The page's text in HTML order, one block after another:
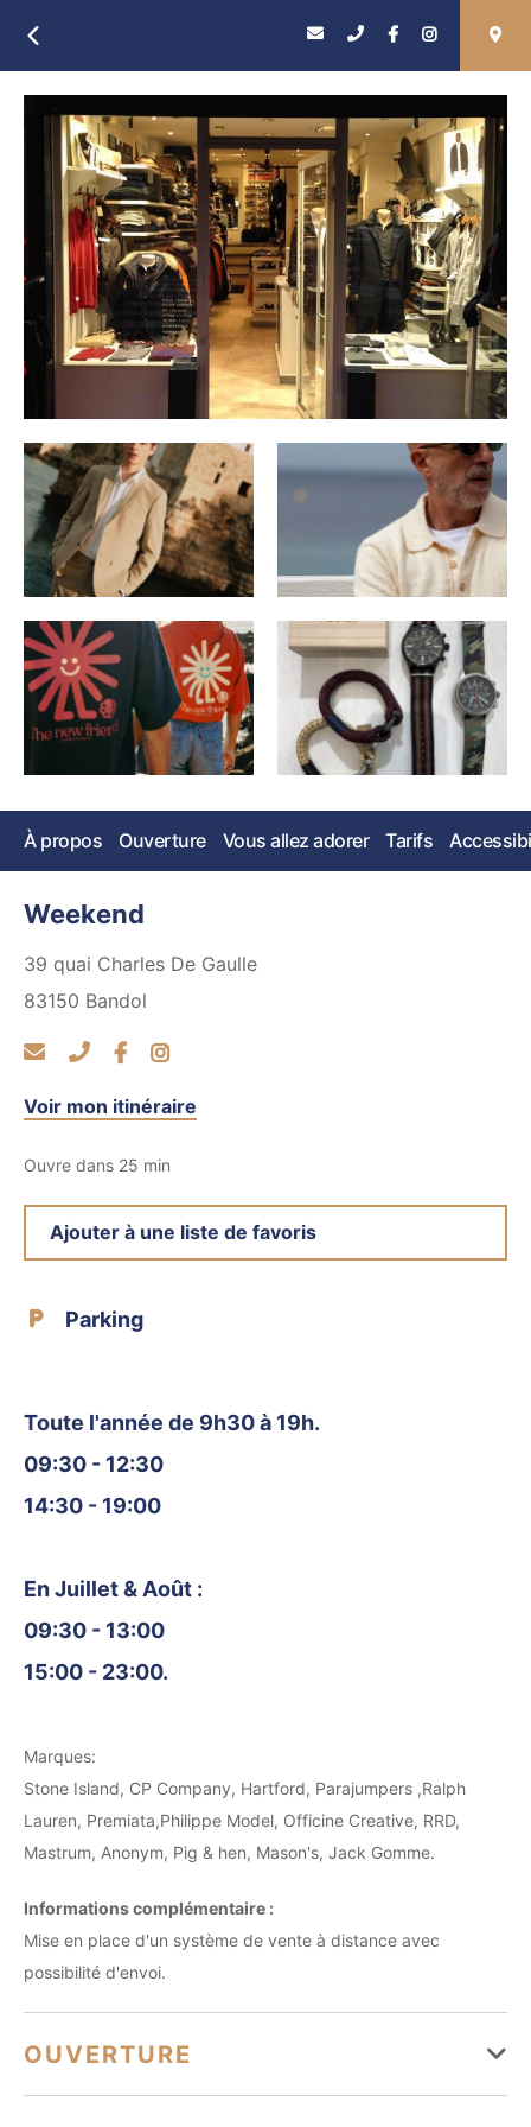
À propos Ouverture Vous allez adorer Tarifs
Weekend
39 quai Charles De Gaulle
83150 Bandol
Voir mon itinéraire
Ouvre dans 25 min
Ajouter à une liste de favoris
Parking
Toute l'année de 9h30 à 19h.
09:30 - 12:30
14:30 - 19:00
En Juillet & Août :
09:30 - 13:00
15:00 - 23:00.
Marques:
Stone Island, CP Company, Hartford, Parajumpers ,Ralph
Lauren, Premiata,Philippe Model, Officine Creative, RRD,
Mastrum, Anonym, Pig & hen, Mason's, Jack Gomme.
Informations complémentaire :
Mise en place d'un système de vente à distance avec
possibilité d'envoi.
OUVERTURE